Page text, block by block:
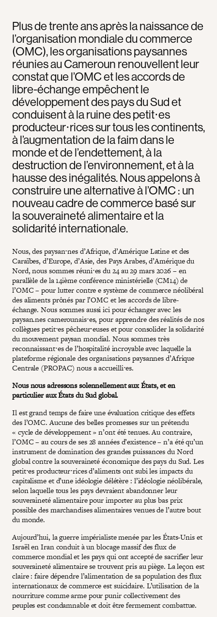
Plus de trente ans après la naissance de
l’organisation mondiale du commerce
(OMC), les organisations paysannes
réunies au Cameroun renouvellent leur
constat que l’OMC et les accords de
libre-échange empêchent le
développement des pays du Sud et
conduisent à la ruine des petit⋅es
producteur⋅rices sur tous les continents,
à l’augmentation de la faim dans le
monde et de l’endettement, à la
destruction de l’environnement, et à la
hausse des inégalités. Nous appelons à
construire une alternative à l’OMC : un
nouveau cadre de commerce basé sur
la souveraineté alimentaire et la
solidarité internationale.
Nous, des paysan⋅nes d’Afrique, d’Amérique Latine et des
Caraïbes, d’Europe, d’Asie, des Pays Arabes, d’Amérique du
Nord, nous sommes réuni⋅es du 24 au 29 mars 2026 – en
parallèle de la 14ième conférence ministérielle (CM14) de
l’OMC – pour lutter contre e système de commerce néolibéral
des aliments prônés par l’OMC et les accords de libre-
échange. Nous sommes aussi ici pour échanger avec les
paysan.nes camerounais⋅es, pour apprendre des réalités de nos
collègues petit⋅es pêcheur⋅euses et pour consolider la solidarité
du mouvement paysan mondial. Nous sommes très
reconnaissant⋅es de l’hospitalité incroyable avec laquelle la
plateforme régionale des organisations paysannes d’Afrique
Centrale (PROPAC) nous a accueilli⋅es.
Nous nous adressons solennellement aux États, et en
particulier aux États du Sud global.
Il est grand temps de faire une évaluation critique des effets
des l’OMC. Aucune des belles promesses sur un prétendu
« cycle de développement » n’ont été tenues. Au contraire,
l’OMC – au cours de ses 28 années d’existence – n’a été qu’un
instrument de domination des grandes puissances du Nord
global contre la souveraineté économique des pays du Sud. Les
petit⋅es producteur⋅rices d’aliments ont subi les impacts du
capitalisme et d’une idéologie délétère : l’idéologie néolibérale,
selon laquelle tous les pays devraient abandonner leur
souveraineté alimentaire pour importer au plus bas prix
possible des marchandises alimentaires venues de l’autre bout
du monde.
Aujourd’hui, la guerre impérialiste menée par les États-Unis et
Israël en Iran conduit à un blocage massif des flux de
commerce mondial et les pays qui ont accepté de sacrifier leur
souveraineté alimentaire se trouvent pris au piège. La leçon est
claire : faire dépendre l’alimentation de sa population des flux
internationaux de commerce est suicidaire. L’utilisation de la
nourriture comme arme pour punir collectivement des
peuples est condamnable et doit être fermement combattue.